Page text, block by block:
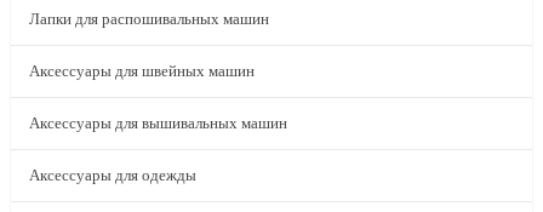
Лапки для распошивальных машин
Аксессуары для швейных машин
Аксессуары для вышивальных машин
Аксессуары для одежды